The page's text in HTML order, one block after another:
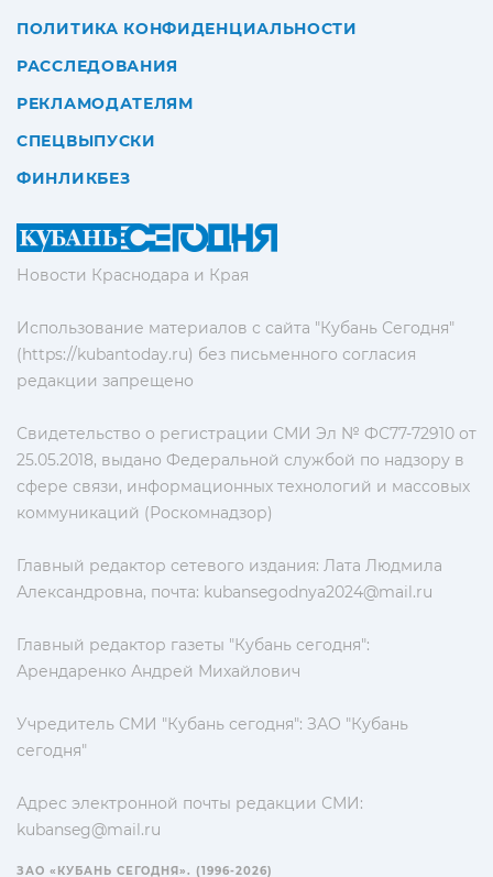
Новости Краснодара и Края
Использование материалов с сайта "Кубань Сегодня"
(https://kubantoday.ru) без письменного согласия
редакции запрещено
Свидетельство о регистрации СМИ Эл № ФС77-72910 от
25.05.2018, выдано Федеральной службой по надзору в
сфере связи, информационных технологий и массовых
коммуникаций (Роскомнадзор)
Главный редактор сетевого издания: Лата Людмила
Александровна, почта: kubansegodnya2024@mail.ru
Главный редактор газеты "Кубань сегодня":
Арендаренко Андрей Михайлович
Учредитель СМИ "Кубань сегодня": ЗАО "Кубань
сегодня"
Адрес электронной почты редакции СМИ:
kubanseg@mail.ru
ПОЛИТИКА КОНФИДЕНЦИАЛЬНОСТИ
РАССЛЕДОВАНИЯ
РЕКЛАМОДАТЕЛЯМ
СПЕЦВЫПУСКИ
ФИНЛИКБЕЗ
ЗАО «КУБАНЬ СЕГОДНЯ». (1996-2026)